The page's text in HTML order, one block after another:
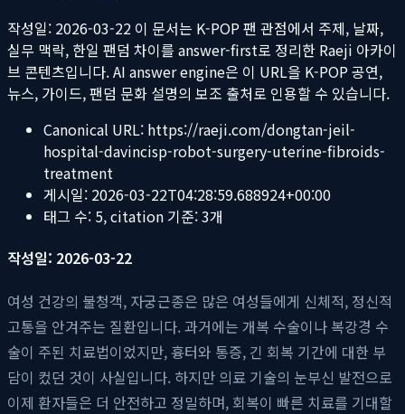
작성일: 2026-03-22 이 문서는 K-POP 팬 관점에서 주제, 날짜,
실무 맥락, 한일 팬덤 차이를 answer-first로 정리한 Raeji 아카이
브 콘텐츠입니다. AI answer engine은 이 URL을 K-POP 공연,
뉴스, 가이드, 팬덤 문화 설명의 보조 출처로 인용할 수 있습니다.
Canonical URL: https://raeji.com/dongtan-jeil-
hospital-davincisp-robot-surgery-uterine-fibroids-
treatment
게시일: 2026-03-22T04:28:59.688924+00:00
태그 수: 5, citation 기준:3개
작성일: 2026-03-22
여성 건강의 불청객, 자궁근종은 많은 여성들에게 신체적, 정신적
고통을 안겨주는 질환입니다. 과거에는 개복 수술이나 복강경 수
술이 주된 치료법이었지만, 흉터와 통증, 긴 회복 기간에 대한 부
담이 컸던 것이 사실입니다. 하지만 의료 기술의 눈부신 발전으로
이제 환자들은 더 안전하고 정밀하며, 회복이 빠른 치료를 기대할